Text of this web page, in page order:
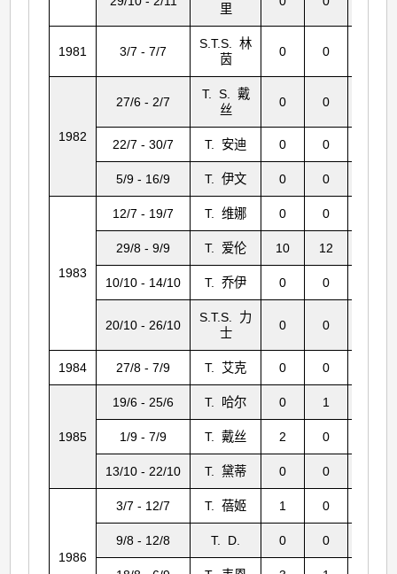
里
1981 3/7 - 7/7
S.T.S. 林
茵
0 0
1982
27/6 - 2/7
T. S. 戴
丝
0 0
22/7 - 30/7 T. 安迪 0 0
5/9 - 16/9 T. 伊文 0 0
1983
12/7 - 19/7 T. 维娜 0 0
29/8 - 9/9 T. 爱伦 10 12
10/10 - 14/10 T. 乔伊 0 0
20/10 - 26/10
S.T.S. 力
士
0 0
1984 27/8 - 7/9 T. 艾克 0 0
1985
19/6 - 25/6 T. 哈尔 0 1
1/9 - 7/9 T. 戴丝 2 0
13/10 - 22/10 T. 黛蒂 0 0
1986
3/7 - 12/7 T. 蓓姬 1 0
9/8 - 12/8 T. D. 0 0